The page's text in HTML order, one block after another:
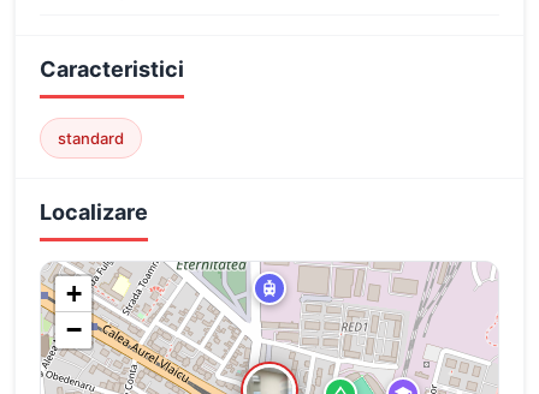
Caracteristici
standard
Localizare
+
−